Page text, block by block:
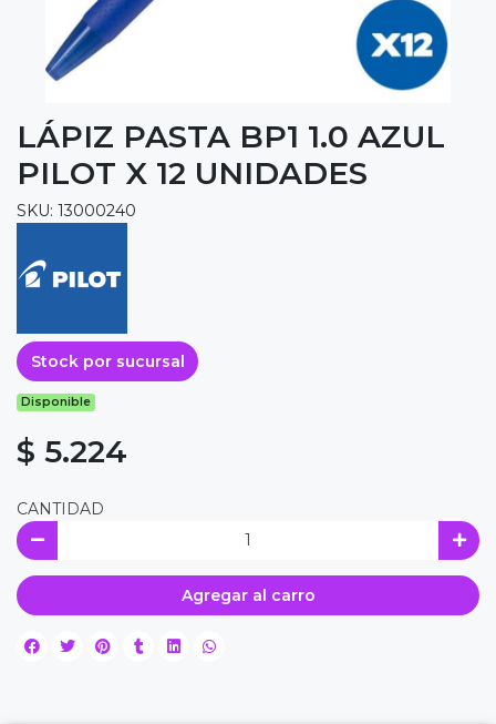
LÁPIZ PASTA BP1 1.0 AZUL
PILOT X 12 UNIDADES
SKU: 13000240
Stock por sucursal
Disponible
$ 5.224
CANTIDAD
Agregar al carro